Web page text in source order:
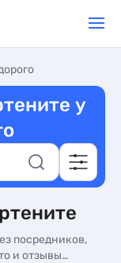
у
посредников,
и отзывы